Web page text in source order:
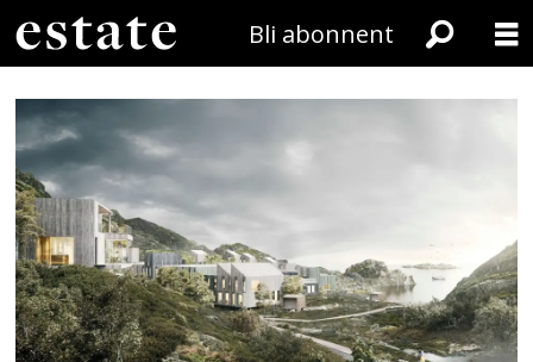
Bli abonnent